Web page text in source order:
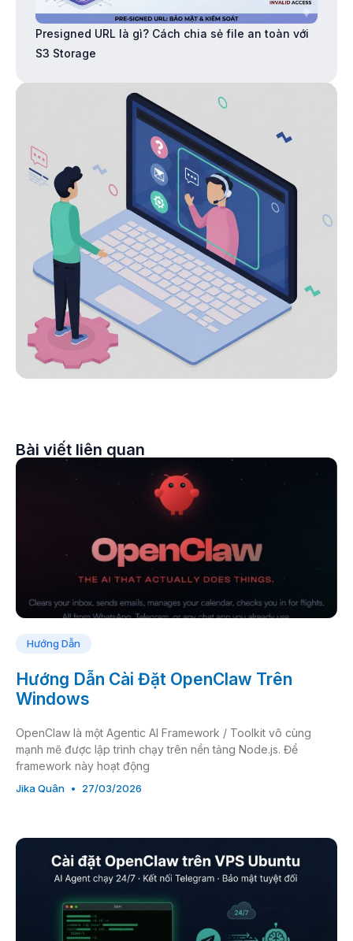
Presigned URL là gì? Cách chia sẻ file an toàn với
S3 Storage
Bài viết liên quan
Hướng Dẫn
Hướng Dẫn Cài Đặt OpenClaw Trên
Windows
OpenClaw là một Agentic AI Framework / Toolkit vô cùng
mạnh mẽ được lập trình chạy trên nền tảng Node.js. Để
framework này hoạt động
Jika Quân 27/03/2026